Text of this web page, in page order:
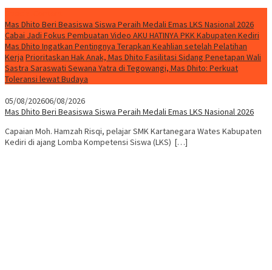
Mas Dhito Beri Beasiswa Siswa Peraih Medali Emas LKS Nasional 2026
Cabai Jadi Fokus Pembuatan Video AKU HATINYA PKK Kabupaten Kediri
Mas Dhito Ingatkan Pentingnya Terapkan Keahlian setelah Pelatihan
Kerja Prioritaskan Hak Anak, Mas Dhito Fasilitasi Sidang Penetapan Wali
Sastra Saraswati Sewana Yatra di Tegowangi, Mas Dhito: Perkuat
Toleransi lewat Budaya
05/08/202606/08/2026
Mas Dhito Beri Beasiswa Siswa Peraih Medali Emas LKS Nasional 2026
Capaian Moh. Hamzah Risqi, pelajar SMK Kartanegara Wates Kabupaten
Kediri di ajang Lomba Kompetensi Siswa (LKS) […]